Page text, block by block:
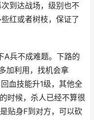
到达战场，级别也不
红或者树枝，保证了
兵不成难题。下路的
加利用，找机会拿
血技能升1级，其他全
时候，杀人已经不算很
贴身F到对方，可以砍